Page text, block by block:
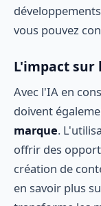
vous pouvez
L'impact sur
Avec l'IA en
doivent
marque.
offrir des
création de
en savoir plus